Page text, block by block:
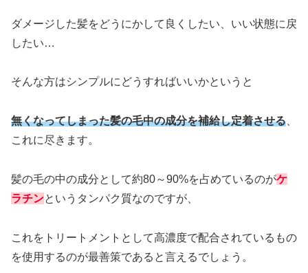
ダメージした髪をどうにかして良くしたい、いい状態に戻
したい…
そんな方はシンプルにどうすればいいかというと
無くなってしまった髪の毛中の成分を補給し定着させる
これに尽きます。
髪の毛の中の成分として約80～90%を占めているのがケ
ラチンというタンパク質なのですが、
これをトリートメントとして高濃度で配合されているもの
を使用するのが最善策であると言えるでしょう。